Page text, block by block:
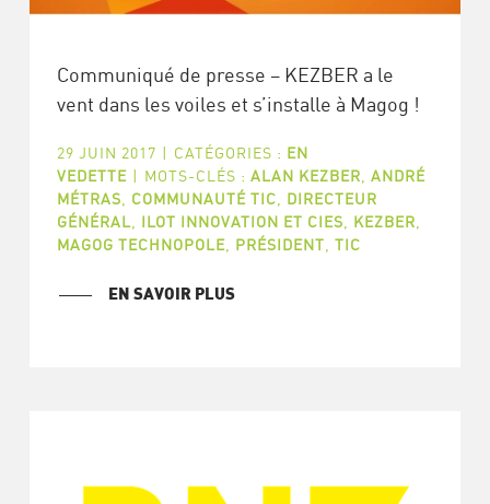
Communiqué de presse – KEZBER a le
vent dans les voiles et s’installe à Magog !
29 JUIN 2017 | CATÉGORIES : EN
VEDETTE | MOTS-CLÉS : ALAN KEZBER, ANDRÉ
MÉTRAS, COMMUNAUTÉ TIC, DIRECTEUR
GÉNÉRAL, ILOT INNOVATION ET CIES, KEZBER,
MAGOG TECHNOPOLE, PRÉSIDENT, TIC
EN SAVOIR PLUS